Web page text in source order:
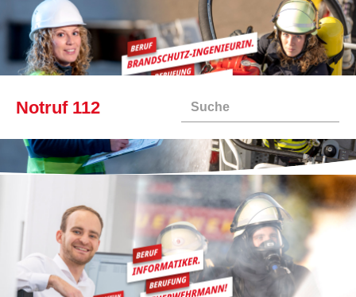
Service und Kontakt
Oft gefragt
Feedback
Notruf 112